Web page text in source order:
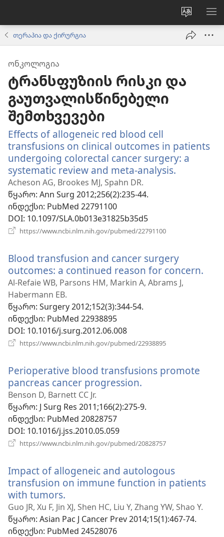
ენის
შეცვლა
თერაპია და ქირურგია
ᲝᲜᲙᲝᲚᲝᲒᲘᲐ
ტრანსფუზიის რისკი და
გაუთვალისწინებელი
შემთხვევები
Effects of allogeneic red blood cell
transfusions on clinical outcomes in patients
undergoing colorectal cancer surgery: a
systematic review and meta-analysis.
Acheson AG, Brookes MJ, Spahn DR.
წყარო‎: Ann Surg 2012;256(2):235-44.
ინდექსი‎: PubMed 22791100
DOI‎: 10.1097/SLA.0b013e31825b35d5
https://www.ncbi.nlm.nih.gov/pubmed/22791100
Blood transfusion and cancer surgery
outcomes: a continued reason for concern.
Al-Refaie WB, Parsons HM, Markin A, Abrams J,
Habermann EB.
წყარო‎: Surgery 2012;152(3):344-54.
ინდექსი‎: PubMed 22938895
DOI‎: 10.1016/j.surg.2012.06.008
https://www.ncbi.nlm.nih.gov/pubmed/22938895
Perioperative blood transfusions promote
pancreas cancer progression.
ფანჯარა)
Benson D, Barnett CC Jr.
წყარო‎: J Surg Res 2011;166(2):275-9.
ინდექსი‎: PubMed 20828757
DOI‎: 10.1016/j.jss.2010.05.059
https://www.ncbi.nlm.nih.gov/pubmed/20828757
Impact of allogeneic and autologous
transfusion on immune function in patients
with tumors.
ახალი
ფანჯარა)
Guo JR, Xu F, Jin XJ, Shen HC, Liu Y, Zhang YW, Shao Y.
წყარო‎: Asian Pac J Cancer Prev 2014;15(1):467-74.
ინდექსი‎: PubMed 24528076